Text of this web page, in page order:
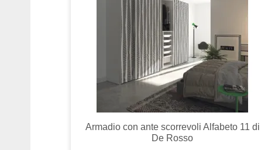
Armadio con ante scorrevoli Alfabeto 11 di
De Rosso